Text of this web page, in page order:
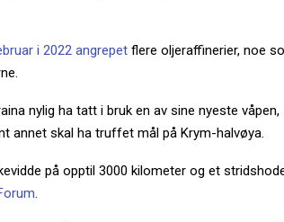
i 2022 angrepet flere oljeraffinerier, noe
nylig ha tatt i bruk en av sine nyeste våpen,
annet skal ha truffet mål på Krym-halvøya.
på opptil 3000 kilometer og et
.